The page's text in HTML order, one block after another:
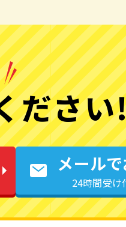
ださ
メール
24時間受け